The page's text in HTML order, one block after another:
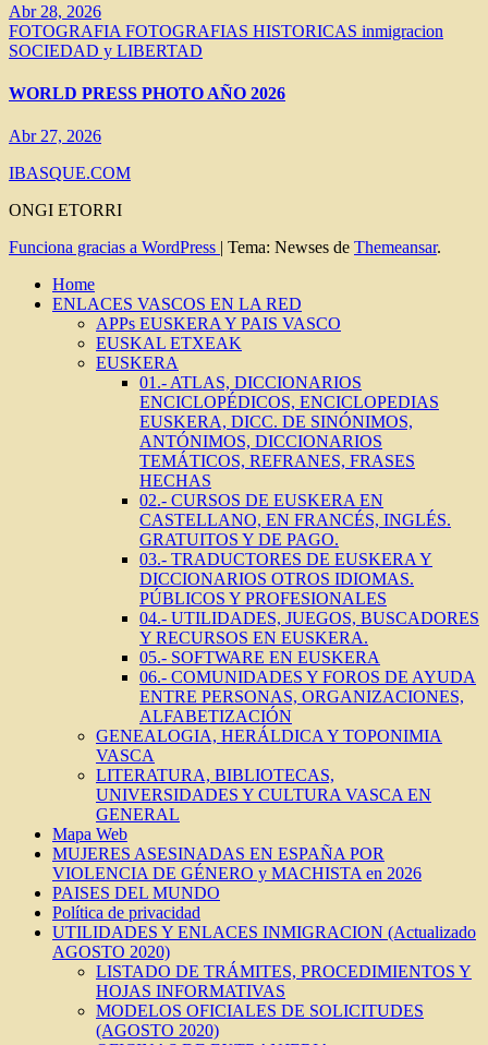
Abr 28, 2026
FOTOGRAFIA FOTOGRAFIAS HISTORICAS inmigracion
SOCIEDAD y LIBERTAD
WORLD PRESS PHOTO AÑO 2026
Abr 27, 2026
IBASQUE.COM
ONGI ETORRI
Funciona gracias a WordPress | Tema: Newses de Themeansar.
Home
ENLACES VASCOS EN LA RED
APPs EUSKERA Y PAIS VASCO
EUSKAL ETXEAK
EUSKERA
01.- ATLAS, DICCIONARIOS
ENCICLOPÉDICOS, ENCICLOPEDIAS
EUSKERA, DICC. DE SINÓNIMOS,
ANTÓNIMOS, DICCIONARIOS
TEMÁTICOS, REFRANES, FRASES
HECHAS
02.- CURSOS DE EUSKERA EN
CASTELLANO, EN FRANCÉS, INGLÉS.
GRATUITOS Y DE PAGO.
03.- TRADUCTORES DE EUSKERA Y
DICCIONARIOS OTROS IDIOMAS.
PÚBLICOS Y PROFESIONALES
04.- UTILIDADES, JUEGOS, BUSCADORES
Y RECURSOS EN EUSKERA.
05.- SOFTWARE EN EUSKERA
06.- COMUNIDADES Y FOROS DE AYUDA
ENTRE PERSONAS, ORGANIZACIONES,
ALFABETIZACIÓN
GENEALOGIA, HERÁLDICA Y TOPONIMIA
VASCA
LITERATURA, BIBLIOTECAS,
UNIVERSIDADES Y CULTURA VASCA EN
GENERAL
Mapa Web
MUJERES ASESINADAS EN ESPAÑA POR
VIOLENCIA DE GÉNERO y MACHISTA en 2026
PAISES DEL MUNDO
Política de privacidad
UTILIDADES Y ENLACES INMIGRACION (Actualizado
AGOSTO 2020)
LISTADO DE TRÁMITES, PROCEDIMIENTOS Y
HOJAS INFORMATIVAS
MODELOS OFICIALES DE SOLICITUDES
(AGOSTO 2020)